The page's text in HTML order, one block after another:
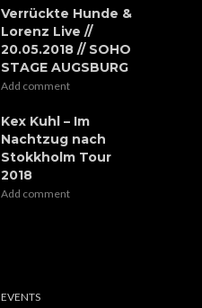
Verrückte Hunde &
Lorenz Live //
20.05.2018 // SOHO
STAGE AUGSBURG
Add comment
Kex Kuhl – Im
Nachtzug nach
Stokkholm Tour
2018
Add comment
EVENTS